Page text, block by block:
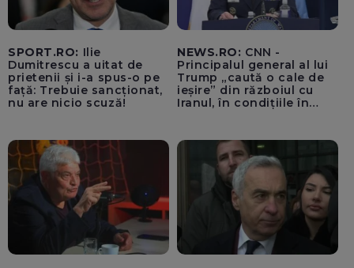
SPORT.RO: Ilie
Dumitrescu a uitat de
prietenii și i-a spus-o pe
față: Trebuie sancționat,
nu are nicio scuză!
NEWS.RO: CNN -
Principalul general al lui
Trump „caută o cale de
ieșire” din războiul cu
Iranul, în condițiile în